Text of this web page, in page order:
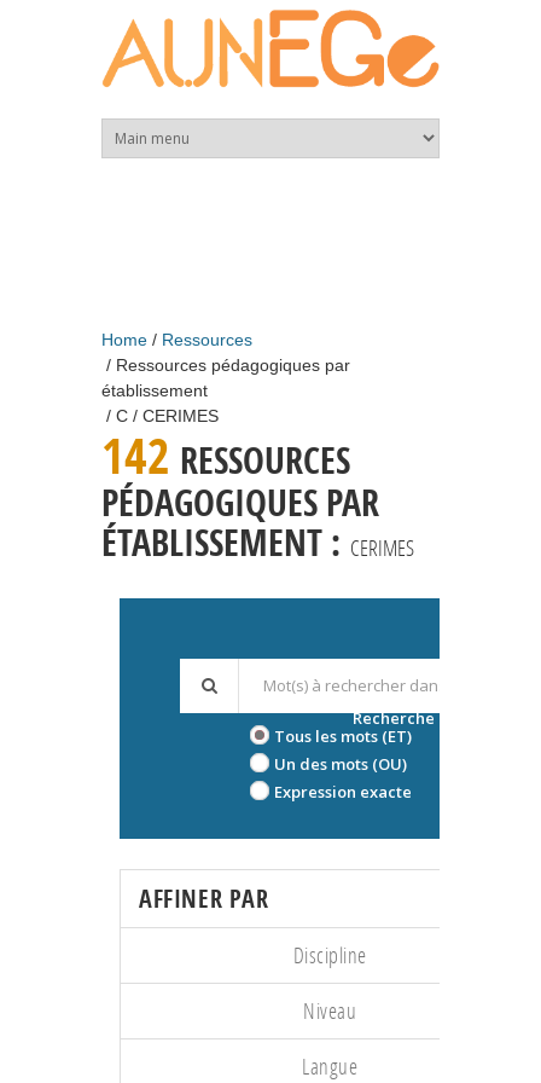
Home
Ressources
Ressources pédagogiques par
établissement
C
CERIMES
142 RESSOURCES
PÉDAGOGIQUES PAR
ÉTABLISSEMENT : CERIMES
Tous les mots (ET)
Un des mots (OU)
Expression exacte
Recherche avancée
AFFINER PAR
Discipline
Niveau
Langue